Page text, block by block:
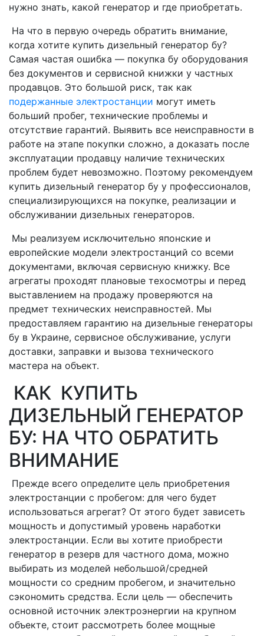
нужно знать, какой генератор и где приобретать.
На что в первую очередь обратить внимание,
когда хотите купить дизельный генератор бу?
Самая частая ошибка — покупка бу оборудования
без документов и сервисной книжки у частных
продавцов. Это большой риск, так как
подержанные электростанции могут иметь
больший пробег, технические проблемы и
отсутствие гарантий. Выявить все неисправности в
работе на этапе покупки сложно, а доказать после
эксплуатации продавцу наличие технических
проблем будет невозможно. Поэтому рекомендуем
купить дизельный генератор бу у профессионалов,
специализирующихся на покупке, реализации и
обслуживании дизельных генераторов.
Мы реализуем исключительно японские и
европейские модели электростанций со всеми
документами, включая сервисную книжку. Все
агрегаты проходят плановые техосмотры и перед
выставлением на продажу проверяются на
предмет технических неисправностей. Мы
предоставляем гарантию на дизельные генераторы
бу в Украине, сервисное обслуживание, услуги
доставки, заправки и вызова технического
мастера на объект.
КАК КУПИТЬ
ДИЗЕЛЬНЫЙ ГЕНЕРАТОР
БУ: НА ЧТО ОБРАТИТЬ
ВНИМАНИЕ
Прежде всего определите цель приобретения
электростанции с пробегом: для чего будет
использоваться агрегат? От этого будет зависеть
мощность и допустимый уровень наработки
электростанции. Если вы хотите приобрести
генератор в резерв для частного дома, можно
выбирать из моделей небольшой/средней
мощности со средним пробегом, и значительно
сэкономить средства. Если цель — обеспечить
основной источник электроэнергии на крупном
объекте, стоит рассмотреть более мощные